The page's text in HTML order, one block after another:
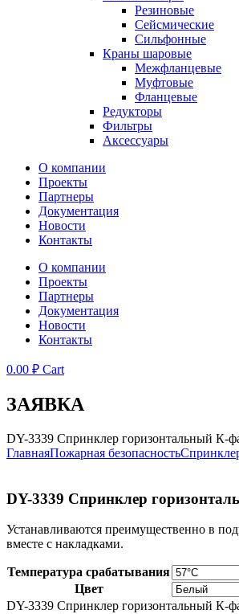
Резиновые
Сейсмические
Сильфонные
Краны шаровые
Межфланцевые
Муфтовые
Фланцевые
Редукторы
Фильтры
Аксессуары
О компании
Проекты
Партнеры
Документация
Новости
Контакты
О компании
Проекты
Партнеры
Документация
Новости
Контакты
0.00 ₽ Cart
ЗАЯВКА
DY-3339 Спринклер горизонтальный К-
ГлавнаяПожарная безопасность
DY-3339 Спринклер
Устанавливаются преимущественно в
вместе с накладками.
Температура срабатывания
Цвет
DY-3339 Спринклер горизонтальный К-